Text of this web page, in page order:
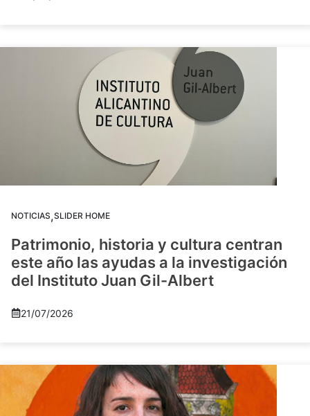
NOTICIAS,SLIDER HOME
Patrimonio, historia y cultura centran
este año las ayudas a la investigación
del Instituto Juan Gil-Albert
21/07/2026